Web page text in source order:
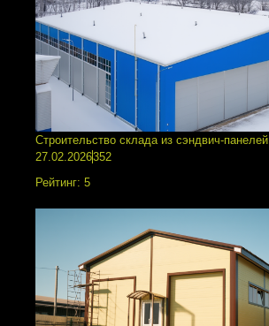
Строительство склада из сэндвич-панелей
27.02.2026352
Рейтинг: 5